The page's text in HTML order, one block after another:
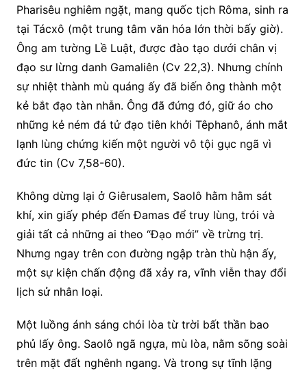
Pharisêu nghiêm ngặt, mang quốc tịch Rôma, sinh ra
tại Tácxô (một trung tâm văn hóa lớn thời bấy giờ).
Ông am tường Lề Luật, được đào tạo dưới chân vị
đạo sư lừng danh Gamaliên (Cv 22,3). Nhưng chính
sự nhiệt thành mù quáng ấy đã biến ông thành một
kẻ bắt đạo tàn nhẫn. Ông đã đứng đó, giữ áo cho
những kẻ ném đá tử đạo tiên khởi Têphanô, ánh mắt
lạnh lùng chứng kiến một người vô tội gục ngã vì
đức tin (Cv 7,58-60).
Không dừng lại ở Giêrusalem, Saolô hằm hằm sát
khí, xin giấy phép đến Đamas để truy lùng, trói và
giải tất cả những ai theo “Đạo mới” về trừng trị.
Nhưng ngay trên con đường ngập tràn thù hận ấy,
một sự kiện chấn động đã xảy ra, vĩnh viễn thay đổi
lịch sử nhân loại.
Một luồng ánh sáng chói lòa từ trời bất thần bao
phủ lấy ông. Saolô ngã ngựa, mù lòa, nằm sõng soài
trên mặt đất nghênh ngang. Và trong sự tĩnh lặng